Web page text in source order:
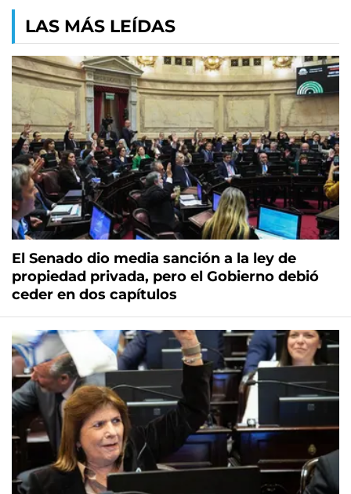
LAS MÁS LEÍDAS
El Senado dio media sanción a la ley de
propiedad privada, pero el Gobierno debió
ceder en dos capítulos